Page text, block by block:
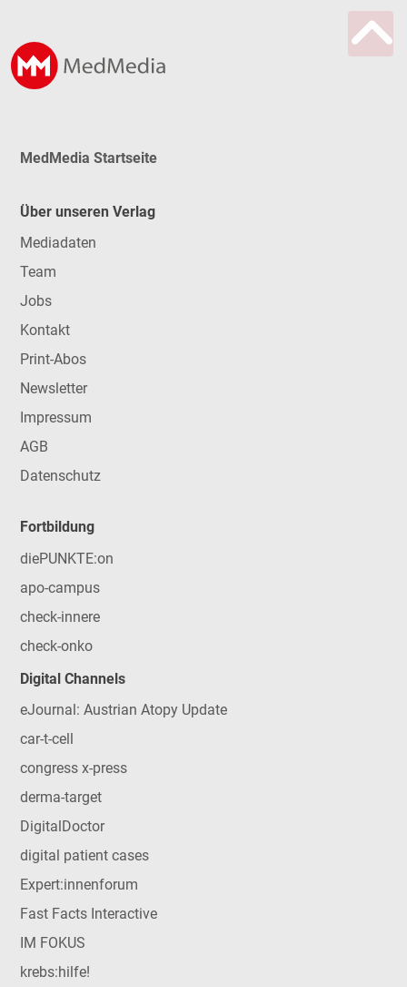
MedMedia Startseite
Über unseren Verlag
Mediadaten
Team
Jobs
Kontakt
Print-Abos
Newsletter
Impressum
AGB
Datenschutz
Fortbildung
diePUNKTE:on
apo-campus
check-innere
check-onko
Digital Channels
eJournal: Austrian Atopy Update
car-t-cell
congress x-press
derma-target
DigitalDoctor
digital patient cases
Expert:innenforum
Fast Facts Interactive
IM FOKUS
krebs:hilfe!